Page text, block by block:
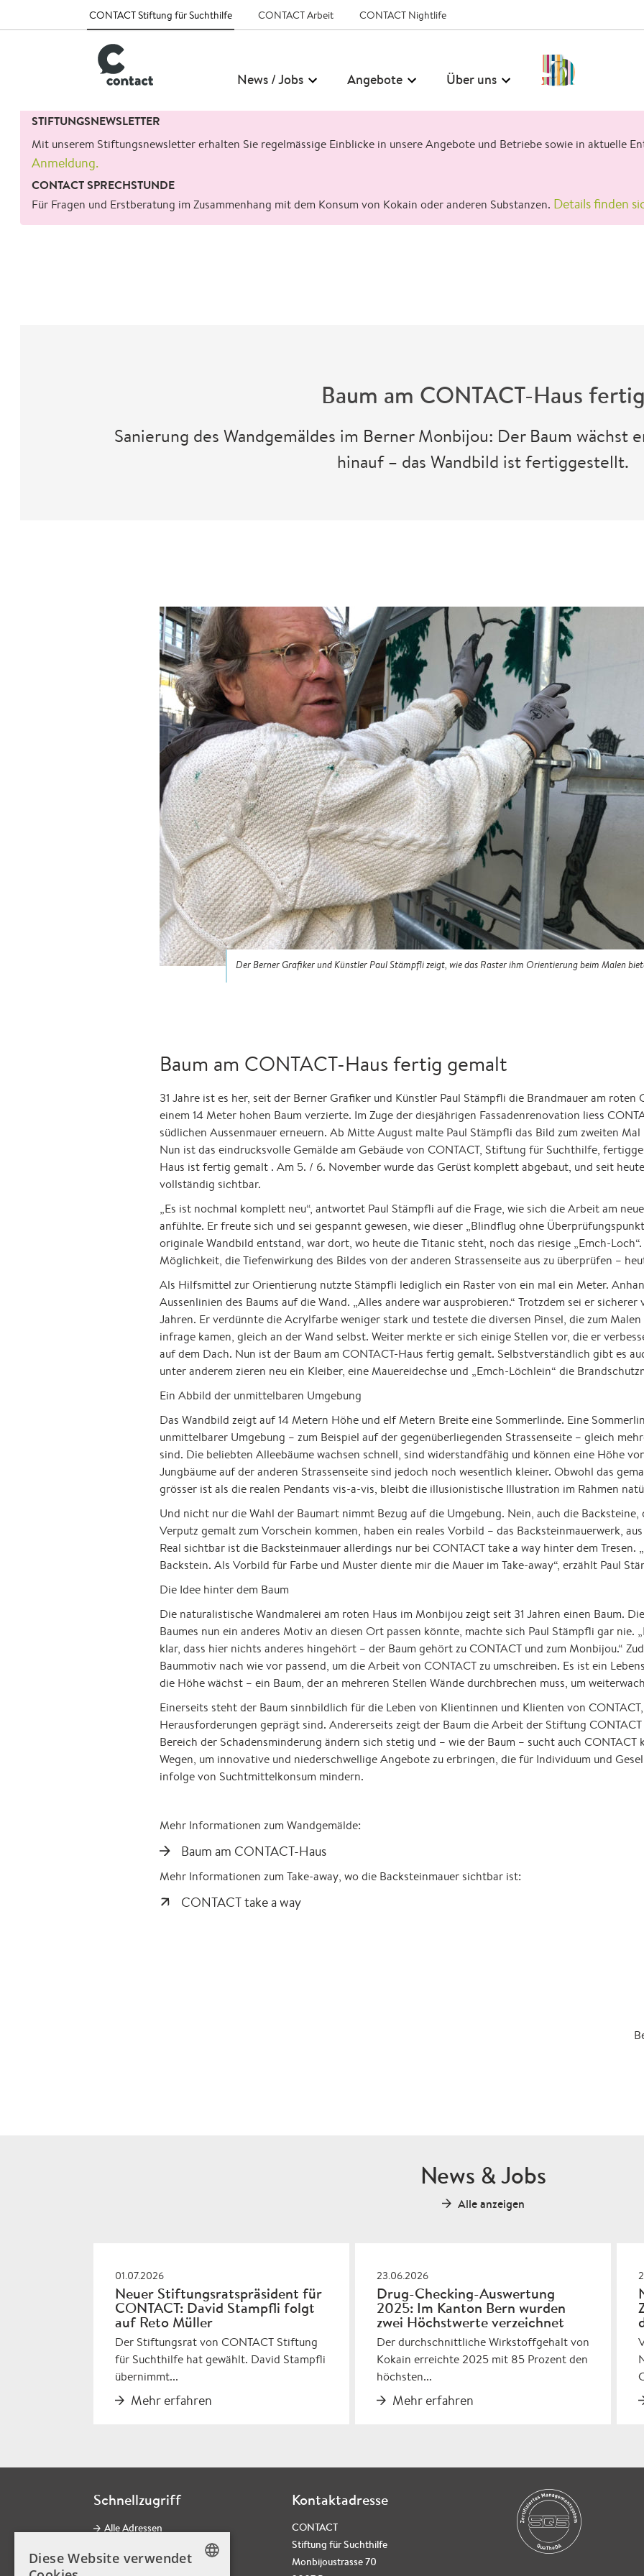
CONTACT Stiftung für Suchthilfe CONTACT Arbeit CONTACT Nightlife
News / Jobs Angebote Über uns
CONTACT
nach:
STIFTUNGSNEWSLETTER
Mit unserem Stiftungsnewsletter erhalten Sie regelmässige Einblicke in unsere Angebote und Betriebe sowie in aktuelle
Anmeldung.
CONTACT SPRECHSTUNDE
Für Fragen und Erstberatung im Zusammenhang mit dem Konsum von Kokain oder anderen Substanzen. Details finden
Baum am CONTACT-Haus
Sanierung des Wandgemäldes im Berner Monbijou: Der Baum wächst
hinauf – das Wandbild ist fertiggestellt.
Der Berner Grafiker und Künstler Paul Stämpfli zeigt, wie das Raster ihm Orientierung beim Malen
Baum am CONTACT-Haus fertig gemalt
31 Jahre ist es her, seit der Berner Grafiker und Künstler Paul Stämpfli die Brandmauer am roten
einem 14 Meter hohen Baum verzierte. Im Zuge der diesjährigen Fassadenrenovation liess
südlichen Aussenmauer erneuern. Ab Mitte August malte Paul Stämpfli das Bild zum zweiten Mal
Nun ist das eindrucksvolle Gemälde am Gebäude von CONTACT, Stiftung für Suchthilfe,
Haus ist fertig gemalt . Am 5. / 6. November wurde das Gerüst komplett abgebaut, und seit
vollständig sichtbar.
„Es ist nochmal komplett neu“, antwortet Paul Stämpfli auf die Frage, wie sich die Arbeit am
anfühlte. Er freute sich und sei gespannt gewesen, wie dieser „Blindflug ohne
originale Wandbild entstand, war dort, wo heute die Titanic steht, noch das riesige „Emch-
Möglichkeit, die Tiefenwirkung des Bildes von der anderen Strassenseite aus zu überprüfen –
Als Hilfsmittel zur Orientierung nutzte Stämpfli lediglich ein Raster von ein mal ein Meter.
Aussenlinien des Baums auf die Wand. „Alles andere war ausprobieren.“ Trotzdem sei er
Jahren. Er verdünnte die Acrylfarbe weniger stark und testete die diversen Pinsel, die zum
infrage kamen, gleich an der Wand selbst. Weiter merkte er sich einige Stellen vor, die er
auf dem Dach. Nun ist der Baum am CONTACT-Haus fertig gemalt. Selbstverständlich gibt es
unter anderem zieren neu ein Kleiber, eine Mauereidechse und „Emch-Löchlein“ die
Ein Abbild der unmittelbaren Umgebung
Das Wandbild zeigt auf 14 Metern Höhe und elf Metern Breite eine Sommerlinde. Eine
unmittelbarer Umgebung – zum Beispiel auf der gegenüberliegenden Strassenseite – gleich
sind. Die beliebten Alleebäume wachsen schnell, sind widerstandfähig und können eine Höhe
Jungbäume auf der anderen Strassenseite sind jedoch noch wesentlich kleiner. Obwohl das
grösser ist als die realen Pendants vis-a-vis, bleibt die illusionistische Illustration im Rahmen
Und nicht nur die Wahl der Baumart nimmt Bezug auf die Umgebung. Nein, auch die
Verputz gemalt zum Vorschein kommen, haben ein reales Vorbild – das Backsteinmauerwerk,
Real sichtbar ist die Backsteinmauer allerdings nur bei CONTACT take a way hinter dem
Backstein. Als Vorbild für Farbe und Muster diente mir die Mauer im Take-away“, erzählt Paul
Die Idee hinter dem Baum
Die naturalistische Wandmalerei am roten Haus im Monbijou zeigt seit 31 Jahren einen Baum.
Baumes nun ein anderes Motiv an diesen Ort passen könnte, machte sich Paul Stämpfli gar nie.
klar, dass hier nichts anderes hingehört – der Baum gehört zu CONTACT und zum Monbijou.“
Baummotiv nach wie vor passend, um die Arbeit von CONTACT zu umschreiben. Es ist ein
die Höhe wächst – ein Baum, der an mehreren Stellen Wände durchbrechen muss, um
Einerseits steht der Baum sinnbildlich für die Leben von Klientinnen und Klienten von
Herausforderungen geprägt sind. Andererseits zeigt der Baum die Arbeit der Stiftung
Bereich der Schadensminderung ändern sich stetig und – wie der Baum – sucht auch
Wegen, um innovative und niederschwellige Angebote zu erbringen, die für Individuum und
infolge von Suchtmittelkonsum mindern.
Mehr Informationen zum Wandgemälde:
Baum am CONTACT-Haus
Mehr Informationen zum Take-away, wo die Backsteinmauer sichtbar ist:
CONTACT take a way
News & Jobs
Alle anzeigen
01.07.2026
Neuer Stiftungsratspräsident für
CONTACT: David Stampfli folgt
auf Reto Müller
Der Stiftungsrat von CONTACT Stiftung
für Suchthilfe hat gewählt. David Stampfli
übernimmt...
Mehr erfahren
23.06.2026
Drug-Checking-Auswertung
2025: Im Kanton Bern wurden
zwei Höchstwerte verzeichnet
Der durchschnittliche Wirkstoffgehalt von
Kokain erreichte 2025 mit 85 Prozent den
höchsten...
Mehr erfahren
Schnellzugriff
Alle Adressen
Kontaktadresse
CONTACT
Stiftung für Suchthilfe
Monbijoustrasse 70
Diese Website verwendet